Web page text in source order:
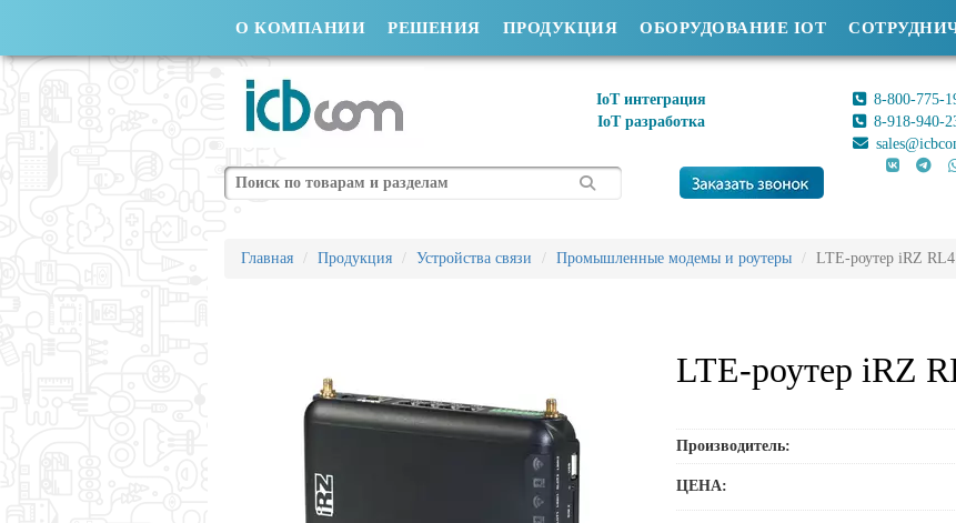
О КОМПАНИИ РЕШЕНИЯ ПРОДУКЦИЯ ОБОРУДОВАНИЕ IOT
IoT интеграция
IoT разработка
Поиск
8-800-775-
8-918-940-
Главная Продукция Устройства связи Промышленные модемы и роутеры LTE-роутер iRZ
LTE-роутер iRZ
Производитель:
ЦЕНА: